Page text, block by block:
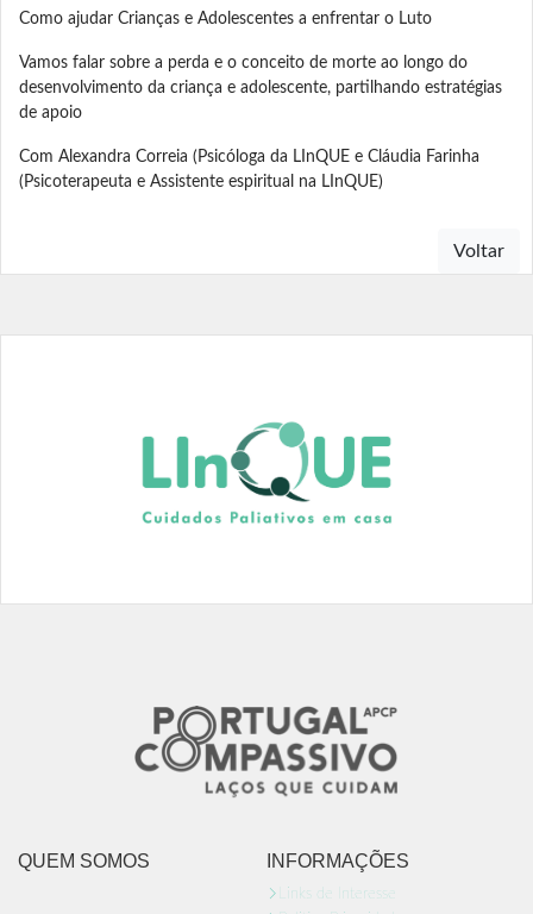
Como ajudar Crianças e Adolescentes a enfrentar o Luto
Vamos falar sobre a perda e o conceito de morte ao longo do
desenvolvimento da criança e adolescente, partilhando estratégias
de apoio
Com Alexandra Correia (Psicóloga da LInQUE e Cláudia Farinha
(Psicoterapeuta e Assistente espiritual na LInQUE)
Voltar
INFORMAÇÕES
Links de Interesse
QUEM SOMOS